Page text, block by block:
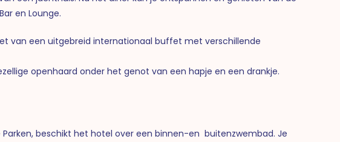
en Lounge.
van een uitgebreid internationaal buffet met verschillende
openhaard onder het genot van een hapje en een drankje.
beschikt het hotel over een binnen-en buitenzwembad. Je